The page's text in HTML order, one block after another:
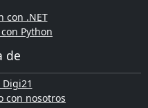
con .NET
Python
de
con nosotros